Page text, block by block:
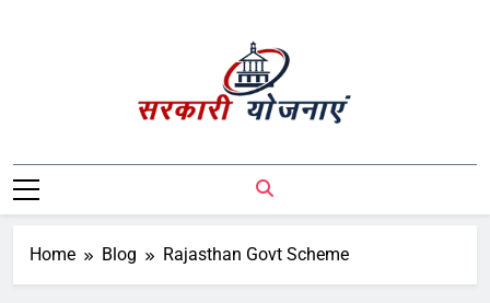
Sarkari Yojnaye
सरकारी योजनाएं | Central Government
Schemes | State Government Schemes |
PM Modi Schemes | Place To Find All The
Home Blog Rajasthan Govt Scheme